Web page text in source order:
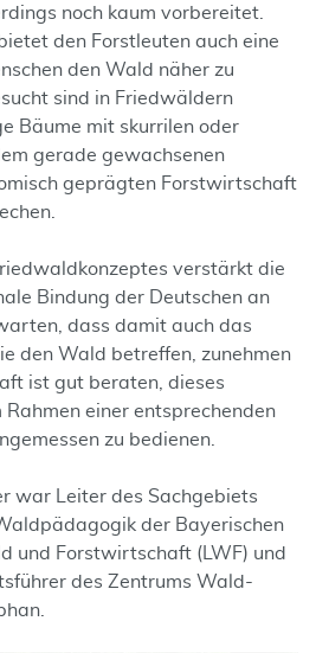
noch kaum vorbereitet.
den Forstleuten auch eine
den Wald näher zu
sind in Friedwäldern
Bäume mit skurrilen oder
gerade gewachsenen
geprägten Forstwirtschaft
verstärkt die
Bindung der Deutschen an
dass damit auch das
den Wald betreffen, zunehmen
ist gut beraten, dieses
einer entsprechenden
zu bedienen.
war Leiter des Sachgebiets
der Bayerischen
und Forstwirtschaft (LWF) und
des Zentrums Wald-